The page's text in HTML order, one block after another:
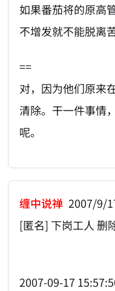
如果番茄将的原高
不增发就不能脱离
==
对，因为他们原来
清除。干一件事情
呢。
缠中说禅 2007/9/
[匿名] 下岗工人 删
2007-09-17